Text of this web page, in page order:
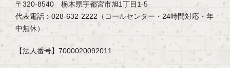
〒320-8540 栃木県宇都宮市旭1丁目1-5
代表電話：028-632-2222（コールセンター・24時間対応・年
中無休）
【法人番号】7000020092011